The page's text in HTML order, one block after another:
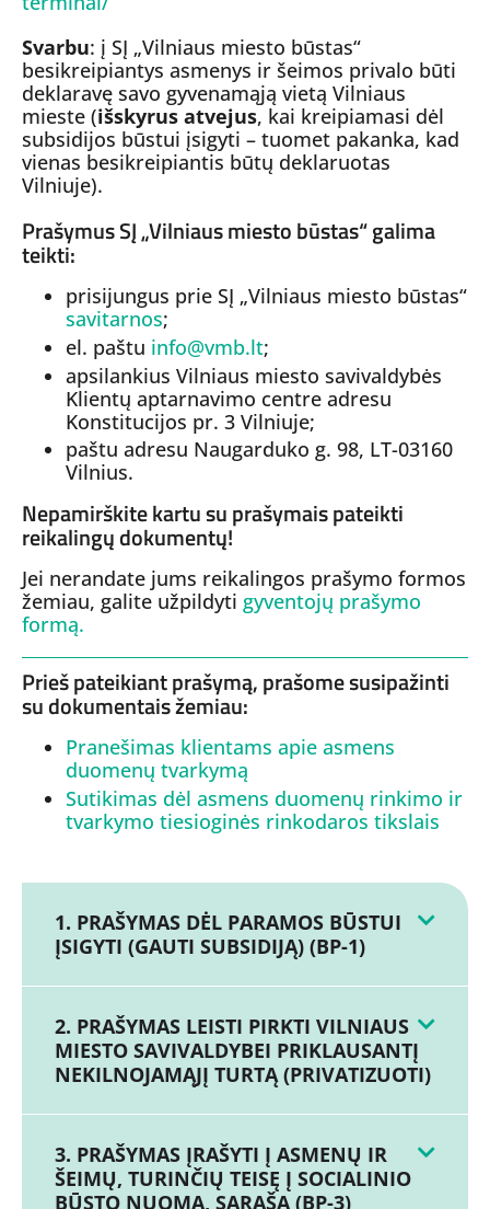
Svarbu: į SĮ „Vilniaus miesto būstas“
besikreipiantys asmenys ir šeimos privalo būti
deklaravę savo gyvenamąją vietą Vilniaus
mieste (išskyrus atvejus, kai kreipiamasi dėl
subsidijos būstui įsigyti – tuomet pakanka, kad
vienas besikreipiantis būtų deklaruotas
Vilniuje).
Prašymus SĮ „Vilniaus miesto būstas“ galima
teikti:
prisijungus prie SĮ „Vilniaus miesto būstas“
savitarnos;
el. paštu info@vmb.lt;
apsilankius Vilniaus miesto savivaldybės
Klientų aptarnavimo centre adresu
Konstitucijos pr. 3 Vilniuje;
paštu adresu Naugarduko g. 98, LT-03160
Vilnius.
Nepamirškite kartu su prašymais pateikti
reikalingų dokumentų!
Jei nerandate jums reikalingos prašymo formos
žemiau, galite užpildyti gyventojų prašymo
formą.
Prieš pateikiant prašymą, prašome susipažinti
su dokumentais žemiau:
Pranešimas klientams apie asmens
duomenų tvarkymą
Sutikimas dėl asmens duomenų rinkimo ir
tvarkymo tiesioginės rinkodaros tikslais
1. PRAŠYMAS DĖL PARAMOS BŪSTUI
ĮSIGYTI (GAUTI SUBSIDIJĄ) (BP-1)
2. PRAŠYMAS LEISTI PIRKTI VILNIAUS
MIESTO SAVIVALDYBEI PRIKLAUSANTĮ
NEKILNOJAMĄJĮ TURTĄ (PRIVATIZUOTI)
3. PRAŠYMAS ĮRAŠYTI Į ASMENŲ IR
ŠEIMŲ, TURINČIŲ TEISĘ Į SOCIALINIO
BŪSTO NUOMĄ, SĄRAŠĄ (BP-3)